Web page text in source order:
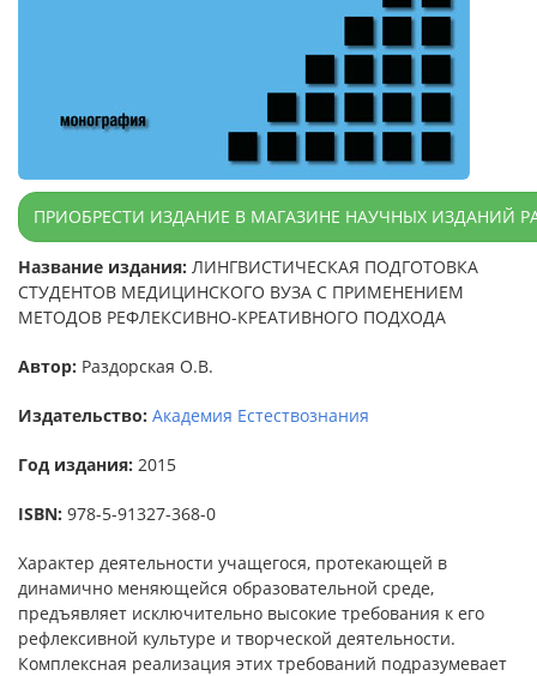
ПРИОБРЕСТИ ИЗДАНИЕ В МАГАЗИНЕ НАУЧНЫХ ИЗДАНИЙ
Название издания: ЛИНГВИСТИЧЕСКАЯ ПОДГОТОВКА
СТУДЕНТОВ МЕДИЦИНСКОГО ВУЗА С ПРИМЕНЕНИЕМ
МЕТОДОВ РЕФЛЕКСИВНО-КРЕАТИВНОГО ПОДХОДА
Автор: Раздорская О.В.
Издательство: Академия Естествознания
Год издания: 2015
ISBN: 978-5-91327-368-0
Характер деятельности учащегося, протекающей в
динамично меняющейся образовательной среде,
предъявляет исключительно высокие требования к его
рефлексивной культуре и творческой деятельности.
Комплексная реализация этих требований подразумевает